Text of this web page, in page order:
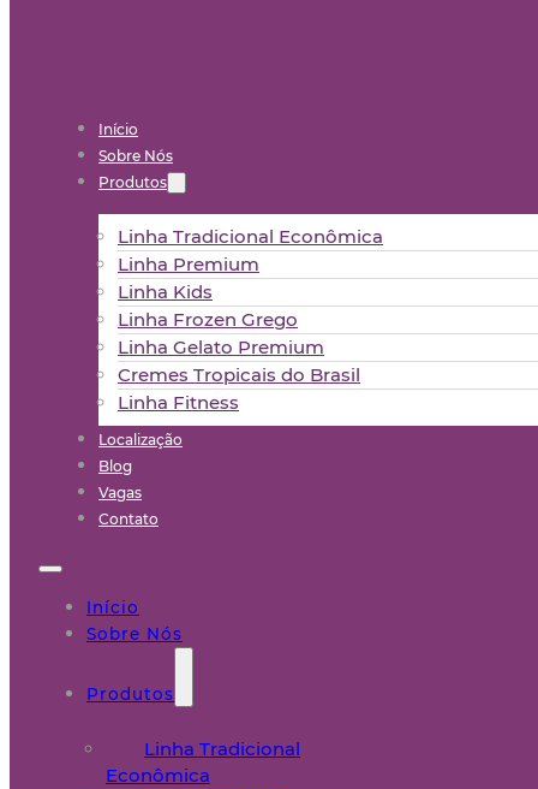
Início
Sobre Nós
Produtos
Linha Tradicional Econômica
Linha Premium
Linha Kids
Linha Frozen Grego
Linha Gelato Premium
Cremes Tropicais do Brasil
Linha Fitness
Localização
Blog
Vagas
Contato
Início
Sobre Nós
Produtos
Linha Tradicional
Econômica